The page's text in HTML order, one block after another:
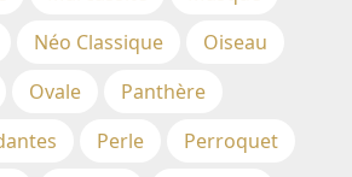
Néo Classique
Oiseau
Ovale
Panthère
Perle
Perroquet